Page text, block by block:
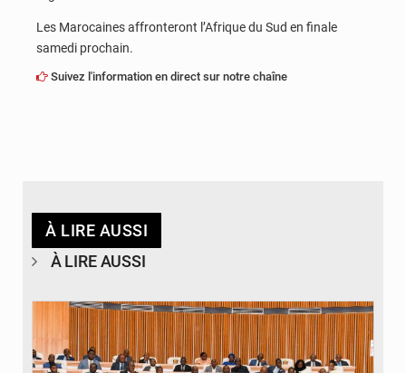
Les Marocaines affronteront l’Afrique du Sud en finale
samedi prochain.
Suivez l'information en direct sur notre chaîne
À LIRE AUSSI
À LIRE AUSSI